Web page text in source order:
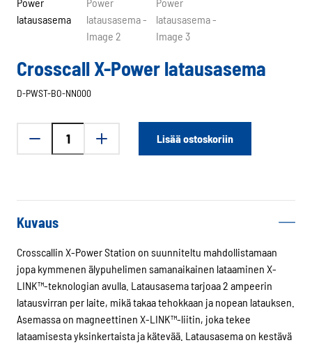
Crosscall X-Power latausasema
D-PWST-BO-NN000
määrä
Lisää ostoskoriin
Kuvaus
Crosscallin X-Power Station on suunniteltu mahdollistamaan
jopa kymmenen älypuhelimen samanaikainen lataaminen X-
LINK™-teknologian avulla. Latausasema tarjoaa 2 ampeerin
latausvirran per laite, mikä takaa tehokkaan ja nopean latauksen.
Asemassa on magneettinen X-LINK™-liitin, joka tekee
lataamisesta yksinkertaista ja kätevää. Latausasema on kestävä